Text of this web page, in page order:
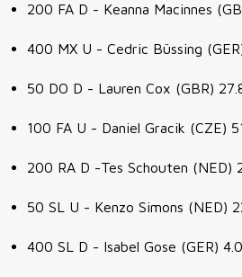
200 FA D - Keanna Macinnes
400 MX U - Cedric Büssing
50 DO D - Lauren Cox (GBR)
100 FA U - Daniel Gracik (CZE)
200 RA D -Tes Schouten (NED)
50 SL U - Kenzo Simons (NED)
400 SL D - Isabel Gose (GER)